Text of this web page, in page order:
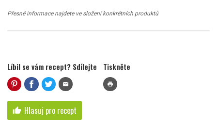
Přesné informace najdete ve složení konkrétních produktů
Líbil se vám recept? Sdílejte
mail
Tiskněte
print
thumb_up Hlasuj pro recept